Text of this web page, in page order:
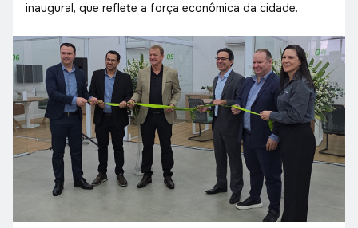
inaugural, que reflete a força econômica da cidade.